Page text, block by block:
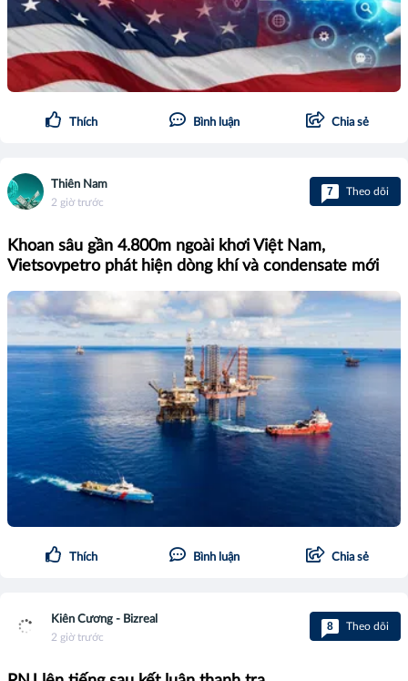
Thích Bình luận Chia sẻ
Thiên Nam
2 giờ trước
7 Theo dõi
Khoan sâu gần 4.800m ngoài khơi Việt Nam,
Vietsovpetro phát hiện dòng khí và condensate mới
Thích Bình luận Chia sẻ
Kiên Cương - Bizreal
2 giờ trước
8 Theo dõi